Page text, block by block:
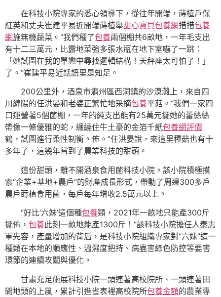
在科技小院專家的悉心領導下，從往年開端，蒔植戶保
紅英和丈夫崔建平易近開端蒔植舉甜心寶貝包養網措措包養
網施無機蔬菜。“我們種了包養兩個棚共6畝地，一年毛支出
有十二三萬元，比露地菜強多張水瓶在地下室嚇了一跳：
「她試圖在我的單戀中尋找邏輯結構！天秤座太可怕了！」
了。”崔建平易近話語里是知足。
200公里外，酒泉市肅州區西洞鎮的沙漠灘上，來自四
川綿陽的任洪晏和老婆正繁忙地采摘包養平菇。“我們一家四
口運營著5個菌棚，一年的純支出能有25萬元擺她的蕾絲絲
帶像一條優雅的蛇，纏繞住牛土豪的金箔千紙包養網評價
鶴，試圖進行柔性制衡。佈。”任洪晏說，來這里種菇也有十
多年了，這幾年嘗到了農業科技的甜頭。
這份甜頭，離不開酒泉食用菌科技小院。該小院積極摸
索“企業+基地+農戶”的財產成長形式，帶動了周邊300多戶
農戶蒔植食用菌，每戶每年增收2.5萬元以上。
“好比‘六妹’這個種包養類，2021年一畝地只能產300斤
擺佈， 包養此刻一畝地能產1300斤！”該科技小院擔任人秦志
軍先容，產量增加的背后，是科技小院組織專家對“六妹”這一
種類在本地的順應性、溫濕度把持、病蟲害綠色防控等要害
環節的連續攻關與優化。
甘肅充足施展科技小院一頭連著高校院所、一頭連著田
間地頭的上風，累計引進省表裡高校院所包養金額的農業專